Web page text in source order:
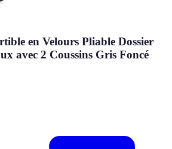
en Velours Pliable Dossier
avec 2 Coussins Gris Foncé